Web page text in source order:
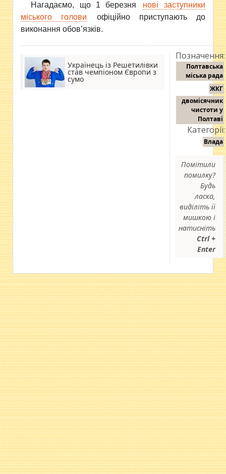
Нагадаємо, що 1 березня
нові заступники
міського голови
офіційно приступають до
виконання обов’язків.
Українець із Решетилівки
став чемпіоном Європи з
сумо
Позначення:
Полтавська
міська рада
ЖКГ
двомісячник
чистоти у
Полтаві
Категорії:
Влада
Помітили
помилку?
Будь
ласка,
виділіть її
мишкою і
натисніть
Ctrl +
Enter